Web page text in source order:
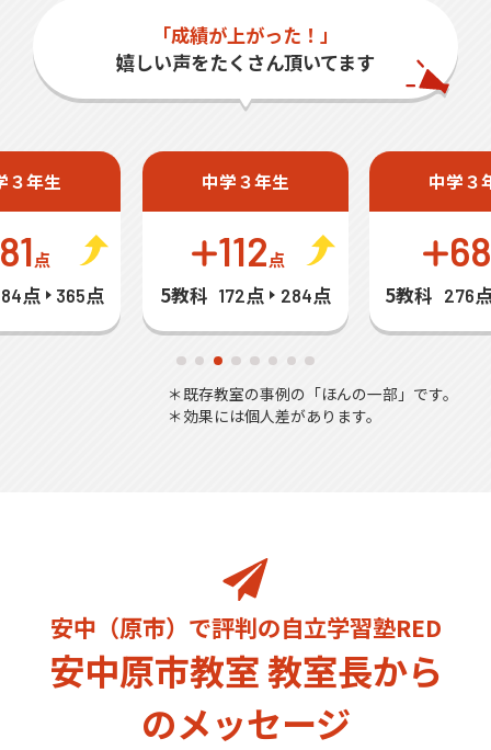
「成績が上がった！」
嬉しい声をたくさん頂いてます
３年生
点
点 365点
中学３年生
112点
5教科 172点 284点
中学３
68
5教科 276
＊既存教室の事例の「ほんの一部」です。
＊効果には個人差があります。
安中（原市）で評判の自立学習塾RED
安中原市教室 教室長から
のメッセージ